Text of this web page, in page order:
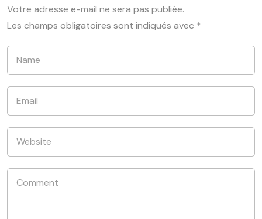
Votre adresse e-mail ne sera pas publiée.
Les champs obligatoires sont indiqués avec *